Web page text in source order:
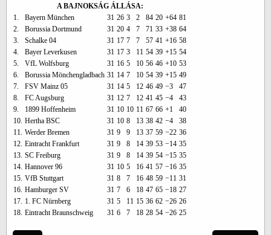
A BAJNOKSÁG ÁLLÁSA:
1.
Bayern München 31 26 3 2 84 20 +64 81
2.
Borussia Dortmund 31 20 4 7 71 33 +38 64
3.
Schalke 04 31 17 7 7 57 41 +16 58
4.
Bayer Leverkusen 31 17 3 11 54 39 +15 54
5.
VfL Wolfsburg 31 16 5 10 56 46 +10 53
6.
Borussia Mönchengladbach 31 14 7 10 54 39 +15 49
7.
FSV Mainz 05 31 14 5 12 46 49 −3
47
8.
FC Augsburg 31 12 7 12 41 45 −4
43
9.
1899 Hoffenheim 31 10 10 11 67 66 +1
40
10. Hertha BSC 31 10 8 13 38 42 −4
38
11. Werder Bremen 31 9 9 13 37 59 −22 36
12. Eintracht Frankfurt 31 9 8 14 39 53 −14 35
13. SC Freiburg 31 9 8 14 39 54 −15 35
14. Hannover 96 31 10 5 16 41 57 −16 35
15. VfB Stuttgart 31 8 7 16 48 59 −11 31
16. Hamburger SV 31 7 6 18 47 65 −18 27
17. 1. FC Nürnberg 31 5 11 15 36 62 −26 26
18. Eintracht Braunschweig 31 6 7 18 28 54 −26 25